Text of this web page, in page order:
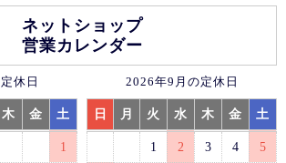
ネットショップ
営業カレンダー
休日
木 金 土
1
2026年9月の定休日
日 月 火 水 木 金 土
1 2 3 4 5